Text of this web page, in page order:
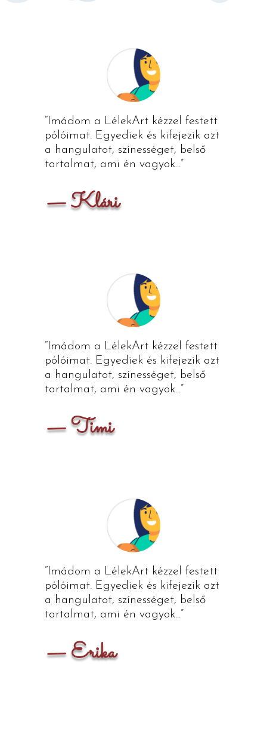
“Imádom a LélekArt kézzel festett
pólóimat. Egyediek és kifejezik azt
a hangulatot, színességet, belső
tartalmat, ami én vagyok...”
— Klári
“Imádom a LélekArt kézzel festett
pólóimat. Egyediek és kifejezik azt
a hangulatot, színességet, belső
tartalmat, ami én vagyok...”
— Timi
“Imádom a LélekArt kézzel festett
pólóimat. Egyediek és kifejezik azt
a hangulatot, színességet, belső
tartalmat, ami én vagyok...”
— Erika